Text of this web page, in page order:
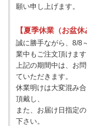
願い申し上げます。
【夏季休業（お盆
誠に勝手ながら、8/8
業中もご注文頂けます
上記の期間中は、お
ていただきます。
休業明けは大変混み
頂戴し、
また、お届け日指定
下さい。